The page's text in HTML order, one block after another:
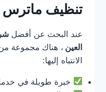
تنظيف ماترس
عند البحث عن أفضل
العين ، هناك مجموعة
الانتباه إليها:
خبرة طويلة في